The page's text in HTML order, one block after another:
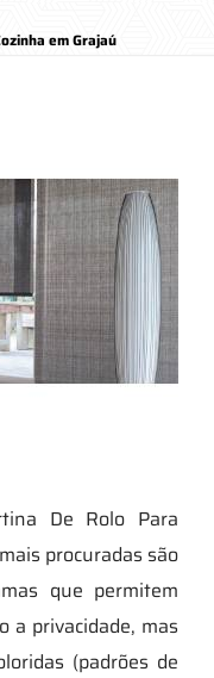
em Grajaú
De Rolo Para
procuradas são
que permitem
a privacidade, mas
(padrões de